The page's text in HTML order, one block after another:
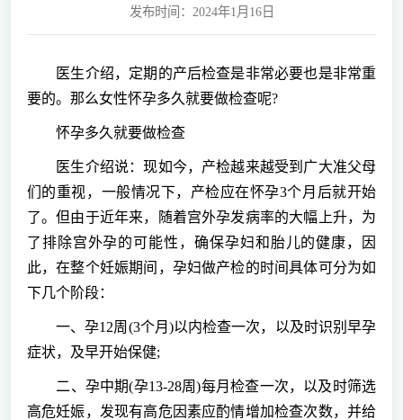
发布时间：2024年1月16日
医生介绍，定期的产后检查是非常必要也是非常重
要的。那么女性怀孕多久就要做检查呢?
怀孕多久就要做检查
医生介绍说：现如今，产检越来越受到广大准父母
们的重视，一般情况下，产检应在怀孕3个月后就开始
了。但由于近年来，随着宫外孕发病率的大幅上升，为
了排除宫外孕的可能性，确保孕妇和胎儿的健康，因
此，在整个妊娠期间，孕妇做产检的时间具体可分为如
下几个阶段：
一、孕12周(3个月)以内检查一次，以及时识别早孕
症状，及早开始保健;
二、孕中期(孕13-28周)每月检查一次，以及时筛选
高危妊娠，发现有高危因素应酌情增加检查次数，并给